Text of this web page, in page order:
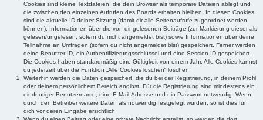
Cookies sind kleine Textdateien, die dein Browser als temporäre Dateien ablegt und
die zwischen den einzelnen Aufrufen des Boards erhalten bleiben. In diesen Cookies
sind die aktuelle ID deiner Sitzung (damit dir alle Seitenaufrufe zugeordnet werden
können), Informationen über die von dir gelesenen Beiträge (zur Markierung dieser als
gelesen/ungelesen; sofern du nicht angemeldet bist) sowie Informationen über deine
Teilnahme an Umfragen (sofern du nicht angemeldet bist) gespeichert. Ferner werden
deine Benutzer-ID, ein Authentifizierungsschlüssel und eine Session-ID gespeichert.
Die Cookies haben standardmäßig eine Gültigkeit von einem Jahr. Alle Cookies kannst
du jederzeit über die Funktion „Alle Cookies löschen“ löschen.
Weiterhin werden die Daten gespeichert, die du bei der Registrierung, in deinem Profil
oder deinem persönlichem Bereich angibst. Für die Registrierung sind mindestens ein
eindeutiger Benutzername, eine E-Mail-Adresse und ein Passwort notwendig. Wenn
durch den Betreiber weitere Daten als notwendig festgelegt wurden, so ist dies für
dich vor deren Eingabe ersichtlich.